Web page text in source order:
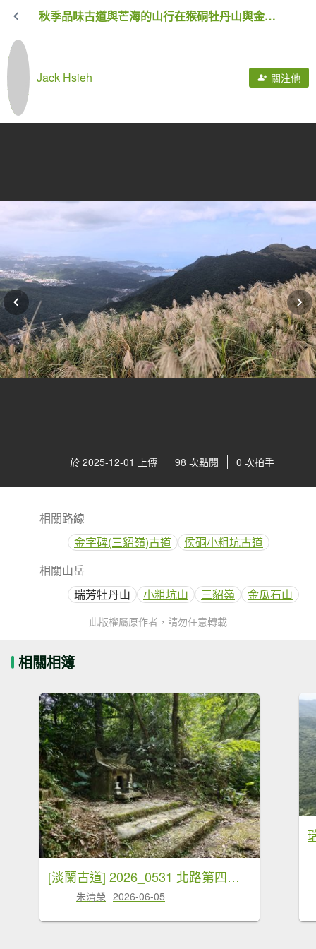
秋季品味古道與芒海的山行在猴硐牡丹山與金瓜石山
Jack Hsieh 關注他
於 2025-12-01 上傳 98 次點閱 0 次拍手
相關路線
金字碑(三貂嶺)古道
侯硐小粗坑古道
相關山岳
瑞芳牡丹山
小粗坑山 三貂嶺 金瓜石山
此版權屬原作者，請勿任意轉載
相關相簿
[淡蘭古道] 2026_0531 北路第四段_金字碑古道(上)-牡丹段
朱清榮 2026-06-05